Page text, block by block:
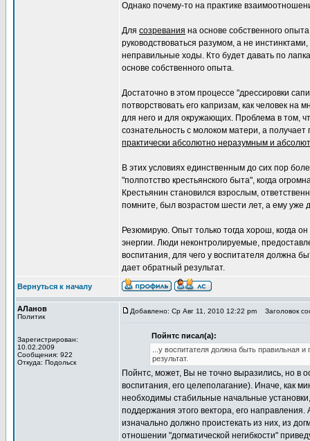
Однако почему-то на практике
Для созревания на основе собственного
руководствоваться разумом, а не
неправильные ходы. Кто будет давать по
основе собственного опыта.
Достаточно в этом процессе "дрессировки
потворствовать его капризам, как человек
для него и для окружающих. Проблема в том,
сознательность с молоком матери, а получает
практически абсолютно неразумным и
В этих условиях единственным до сих пор
"полпотство крестьянского быта", когда
Крестьянин становился взрослым,
помните, был возрастом шести лет, а ему
Резюмирую. Опыт только тогда хорош, когда
энергии. Люди неконтролируемые,
воспитания, для чего у воспитателя должна
дает обратный результат.
Вернуться к началу
АЛанов
Политик
Зарегистрирован:
10.02.2009
Сообщения: 922
Откуда: Подольск
Добавлено: Ср Авг 11, 2010 12:22 pm Заголовок
Пойнтс писал(а):
...у воспитателя должна быть правильная
результат.
Пойнтс, может, Вы не точно выразились, но в
воспитания, его целеполагание). Иначе, как
необходимы стабильные начальные
поддержания этого вектора, его
изначально должно проистекать из них, из
отношении "догматической негибкости"